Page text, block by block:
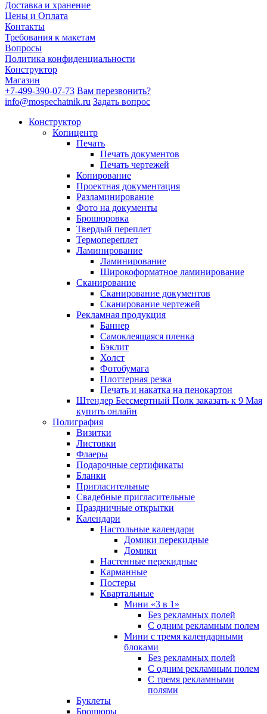
Доставка и хранение
Цены и Оплата
Контакты
Требования к макетам
Вопросы
Политика конфиденциальности
Конструктор
Магазин
+7-499-390-07-73 Вам перезвонить?
info@mospechatnik.ru Задать вопрос
Конструктор
Копицентр
Печать
Печать документов
Печать чертежей
Копирование
Проектная документация
Разламинирование
Фото на документы
Брошюровка
Твердый переплет
Термопереплет
Ламинирование
Ламинирование
Широкоформатное ламинирование
Сканирование
Сканирование документов
Сканирование чертежей
Рекламная продукция
Баннер
Самоклеящаяся пленка
Бэклит
Холст
Фотобумага
Плоттерная резка
Печать и накатка на пенокартон
Штендер Бессмертный Полк заказать к 9 Мая
купить онлайн
Полиграфия
Визитки
Листовки
Флаеры
Подарочные сертификаты
Бланки
Пригласительные
Свадебные пригласительные
Праздничные открытки
Календари
Настольные календари
Домики перекидные
Домики
Настенные перекидные
Карманные
Постеры
Квартальные
Мини «3 в 1»
Без рекламных полей
С одним рекламным полем
Мини с тремя календарными
блоками
Без рекламных полей
С одним рекламным полем
С тремя рекламными
полями
Буклеты
Брошюры